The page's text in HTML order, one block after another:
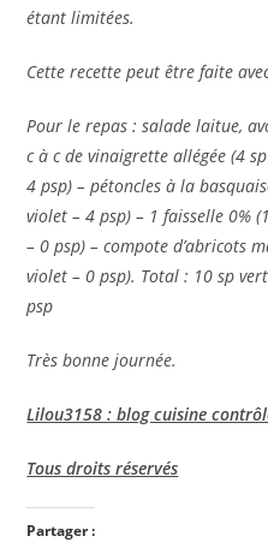
étant limitées.
Cette recette peut être faite
Pour le repas : salade laitue,
c à c de vinaigrette allégée (4
4 psp) – pétoncles à la
violet – 4 psp) – 1 faisselle 0%
– 0 psp) – compote d’abricots
violet – 0 psp). Total : 10 sp
psp
Très bonne journée.
Lilou3158 : blog cuisine
Tous droits réservés
Partager :